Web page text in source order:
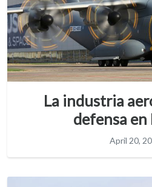
La industria
defensa en
April 20,